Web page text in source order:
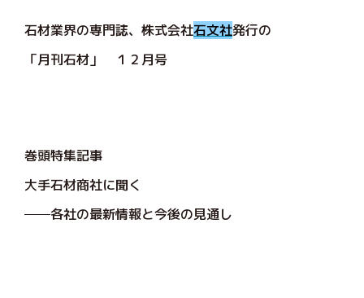
石材業界の専門誌、株式会社石文社発行の
「月刊石材」 １２月号
巻頭特集記事
大手石材商社に聞く
各社の最新情報と今後の見通し